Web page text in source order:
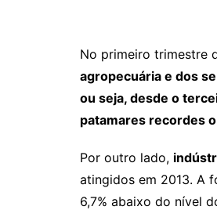
No primeiro trimestre
agropecuária e dos
ou seja, desde o
patamares recordes
Por outro lado,
atingidos em 2013. A
6,7% abaixo do nível